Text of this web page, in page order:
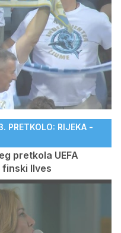
PRETKOLO: RIJEKA -
pretkola UEFA
Ilves